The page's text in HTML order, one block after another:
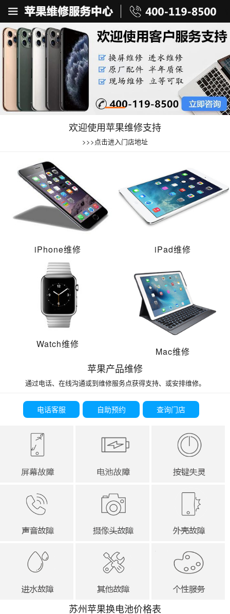
欢迎使用苹果维修支持
>>>点击进入门店地址
iPhone维修 iPad维修
Watch维修
Mac维修
苹果产品维修
通过电话、在线沟通或到维修服务点获得支持、或安排维修。
电话客服 自助预约 查询门店
苏州苹果换电池价格表